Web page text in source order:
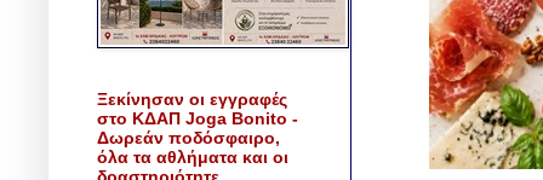
Ξεκίνησαν οι εγγραφές
στο ΚΔΑΠ Joga Bonito -
Δωρεάν ποδόσφαιρο,
όλα τα αθλήματα και οι
δραστηριότητε